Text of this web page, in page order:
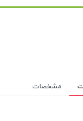
مشخصات